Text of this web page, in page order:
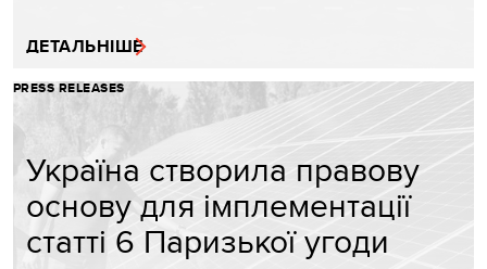
ДЕТАЛЬНІШЕ
PRESS RELEASES
Україна створила правову
основу для імплементації
статті 6 Паризької угоди